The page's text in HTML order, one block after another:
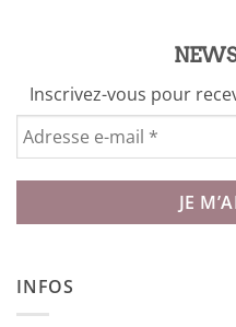
Inscrivez-vous pour
INFOS